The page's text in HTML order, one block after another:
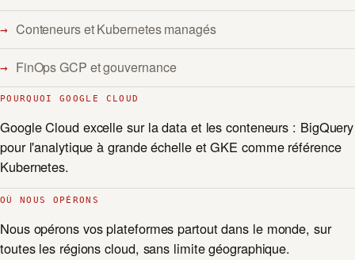
Conteneurs et Kubernetes managés
FinOps GCP et gouvernance
POURQUOI GOOGLE CLOUD
Google Cloud excelle sur la data et les conteneurs : BigQuery
pour l'analytique à grande échelle et GKE comme référence
Kubernetes.
OÙ NOUS OPÉRONS
Nous opérons vos plateformes partout dans le monde, sur
toutes les régions cloud, sans limite géographique.